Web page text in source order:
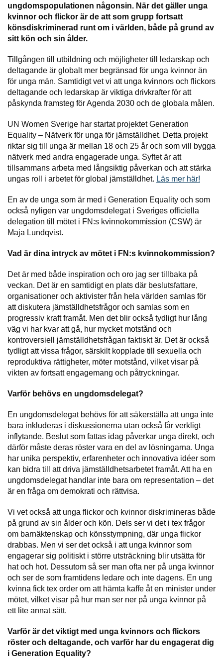
ungdomspopulationen någonsin. När det gäller unga
kvinnor och flickor är de att som grupp fortsatt
könsdiskriminerad runt om i världen, både på grund av
sitt kön och sin ålder.
Tillgången till utbildning och möjligheter till ledarskap och
deltagande är globalt mer begränsad för unga kvinnor än
för unga män. Samtidigt vet vi att unga kvinnors och flickors
deltagande och ledarskap är viktiga drivkrafter för att
påskynda framsteg för Agenda 2030 och de globala målen.
UN Women Sverige har startat projektet Generation
Equality – Nätverk för unga för jämställdhet. Detta projekt
riktar sig till unga är mellan 18 och 25 år och som vill bygga
nätverk med andra engagerade unga. Syftet är att
tillsammans arbeta med långsiktig påverkan och att stärka
ungas roll i arbetet för global jämställdhet. Läs mer här!
En av de unga som är med i Generation Equality och som
också nyligen var ungdomsdelegat i Sveriges officiella
delegation till mötet i FN:s kvinnokommission (CSW) är
Maja Lundqvist.
Vad är dina intryck av mötet i FN:s kvinnokommission?
Det är med både inspiration och oro jag ser tillbaka på
veckan. Det är en samtidigt en plats där beslutsfattare,
organisationer och aktivister från hela världen samlas för
att diskutera jämställdhetsfrågor och samlas som en
progressiv kraft framåt. Men det blir också tydligt hur lång
väg vi har kvar att gå, hur mycket motstånd och
kontroversiell jämställdhetsfrågan faktiskt är. Det är också
tydligt att vissa frågor, särskilt kopplade till sexuella och
reproduktiva rättigheter, möter motstånd, vilket visar på
vikten av fortsatt engagemang och påtryckningar.
Varför behövs en ungdomsdelegat?
En ungdomsdelegat behövs för att säkerställa att unga inte
bara inkluderas i diskussionerna utan också får verkligt
inflytande. Beslut som fattas idag påverkar unga direkt, och
därför måste deras röster vara en del av lösningarna. Unga
har unika perspektiv, erfarenheter och innovativa idéer som
kan bidra till att driva jämställdhetsarbetet framåt. Att ha en
ungdomsdelegat handlar inte bara om representation – det
är en fråga om demokrati och rättvisa.
Vi vet också att unga flickor och kvinnor diskrimineras både
på grund av sin ålder och kön. Dels ser vi det i tex frågor
om barnäktenskap och könsstympning, där unga flickor
drabbas. Men vi ser det också i att unga kvinnor som
engagerar sig politiskt i större utsträckning blir utsätta för
hat och hot. Dessutom så ser man ofta ner på unga kvinnor
och ser de som framtidens ledare och inte dagens. En ung
kvinna fick tex order om att hämta kaffe åt en minister under
mötet, vilket visar på hur man ser ner på unga kvinnor på
ett lite annat sätt.
Varför är det viktigt med unga kvinnors och flickors
röster och deltagande, och varför har du engagerat dig
i Generation Equality?